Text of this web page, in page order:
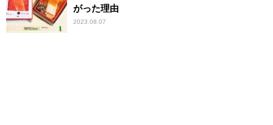
がった理由
2023.08.07